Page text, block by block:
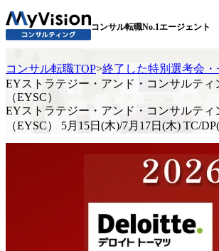
コンサル転職No.1エージェント
コンサル転職TOP>終了した特別選考会・
EYストラテジー・アンド・コンサルティ
（EYSC）
EYストラテジー・アンド・コンサルティ
（EYSC） 5月15日(木)/7月17日(木) TC/